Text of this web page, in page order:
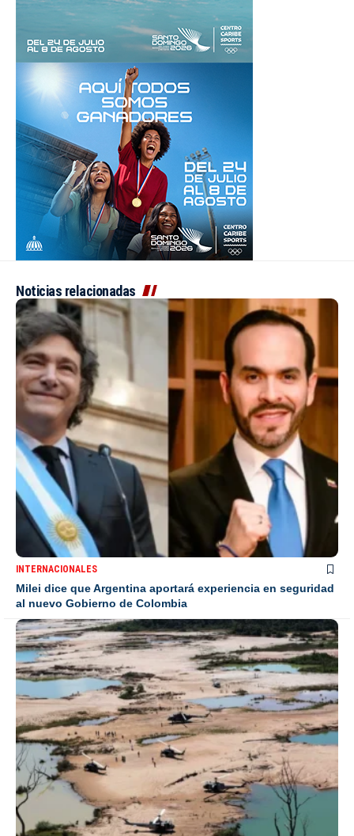
Noticias relacionadas
INTERNACIONALES
Milei dice que Argentina aportará experiencia en seguridad
al nuevo Gobierno de Colombia